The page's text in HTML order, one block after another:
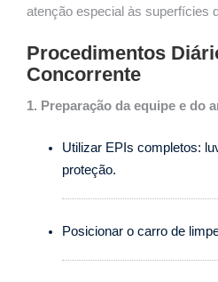
atenção especial às superfícies
Procedimentos
Concorrente
1. Preparação da equipe e do
Utilizar EPIs completos:
proteção.
Posicionar o carro de